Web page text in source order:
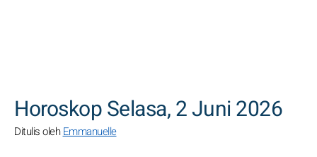
Horoskop Selasa, 2 Juni 2026
Ditulis olehEmmanuelle